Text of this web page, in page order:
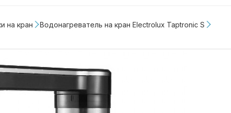
на кран Водонагреватель на кран Electrolux Taptronic S